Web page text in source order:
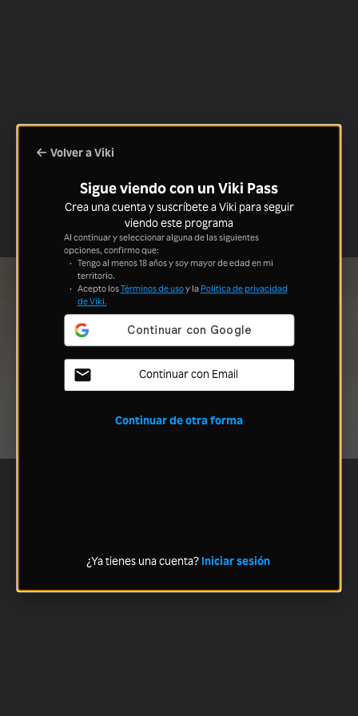
Volver a Viki
Sigue viendo con un Viki Pass
Crea una cuenta y suscríbete a Viki para seguir
viendo este programa
Al continuar y seleccionar alguna de las siguientes
opciones, confirmo que:
Tengo al menos 18 años y soy mayor de edad en mi
territorio.
Acepto losTérminos de usoy la Política de privacidad
de Viki.
Continuar con Email
Continuar de otra forma
¿Ya tienes una cuenta? Iniciar sesión